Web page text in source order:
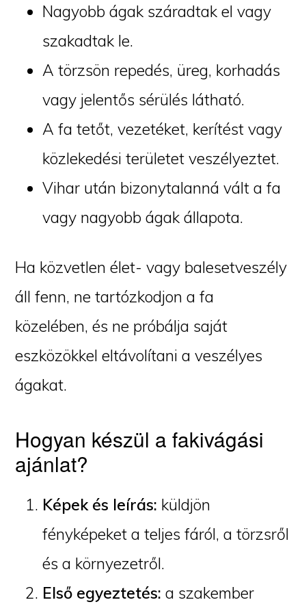
Nagyobb ágak száradtak el vagy
szakadtak le.
A törzsön repedés, üreg, korhadás
vagy jelentős sérülés látható.
A fa tetőt, vezetéket, kerítést vagy
közlekedési területet veszélyeztet.
Vihar után bizonytalanná vált a fa
vagy nagyobb ágak állapota.
Ha közvetlen élet- vagy balesetveszély
áll fenn, ne tartózkodjon a fa
közelében, és ne próbálja saját
eszközökkel eltávolítani a veszélyes
ágakat.
Hogyan készül a fakivágási
ajánlat?
Képek és leírás: küldjön
fényképeket a teljes fáról, a törzsről
és a környezetről.
Első egyeztetés: a szakember